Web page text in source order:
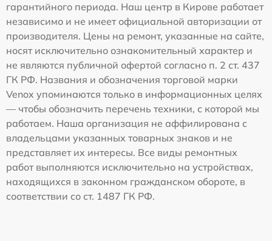
гарантийного периода. Наш центр в Кирове работает
независимо и не имеет официальной авторизации от
производителя. Цены на ремонт, указанные на сайте,
носят исключительно ознакомительный характер и
не являются публичной офертой согласно п. 2 ст. 437
ГК РФ. Названия и обозначения торговой марки
Venox упоминаются только в информационных целях
— чтобы обозначить перечень техники, с которой мы
работаем. Наша организация не аффилирована с
владельцами указанных товарных знаков и не
представляет их интересы. Все виды ремонтных
работ выполняются исключительно на устройствах,
находящихся в законном гражданском обороте, в
соответствии со ст. 1487 ГК РФ.